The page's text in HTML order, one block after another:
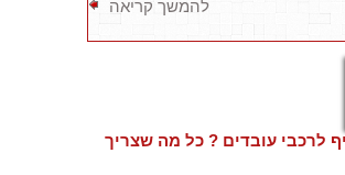
להמשך קריאה
לרכבי עובדים ? כל מה שצריך